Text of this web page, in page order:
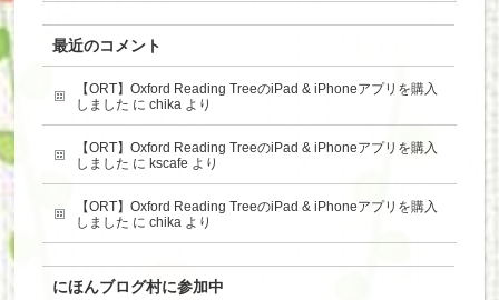
最近のコメント
【ORT】Oxford Reading TreeのiPad & iPhoneアプリを購入
しました にchika より
【ORT】Oxford Reading TreeのiPad & iPhoneアプリを購入
しました に kscafe より
【ORT】Oxford Reading TreeのiPad & iPhoneアプリを購入
しました にchika より
にほんブログ村に参加中